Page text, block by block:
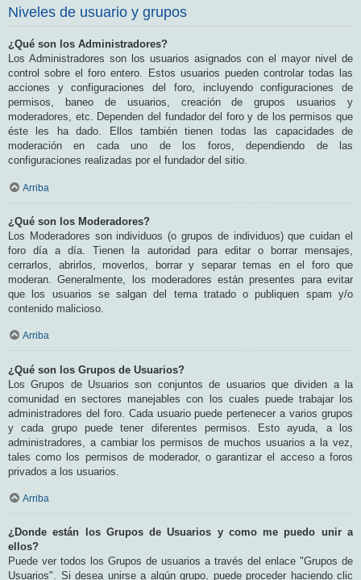
Niveles de usuario y grupos
¿Qué son los Administradores?
Los Administradores son los usuarios asignados con el mayor nivel de
control sobre el foro entero. Estos usuarios pueden controlar todas las
acciones y configuraciones del foro, incluyendo configuraciones de
permisos, baneo de usuarios, creación de grupos usuarios y
moderadores, etc. Dependen del fundador del foro y de los permisos que
éste les ha dado. Ellos también tienen todas las capacidades de
moderación en cada uno de los foros, dependiendo de las
configuraciones realizadas por el fundador del sitio.
Arriba
¿Qué son los Moderadores?
Los Moderadores son individuos (o grupos de individuos) que cuidan el
foro día a día. Tienen la autoridad para editar o borrar mensajes,
cerrarlos, abrirlos, moverlos, borrar y separar temas en el foro que
moderan. Generalmente, los moderadores están presentes para evitar
que los usuarios se salgan del tema tratado o publiquen spam y/o
contenido malicioso.
Arriba
¿Qué son los Grupos de Usuarios?
Los Grupos de Usuarios son conjuntos de usuarios que dividen a la
comunidad en sectores manejables con los cuales puede trabajar los
administradores del foro. Cada usuario puede pertenecer a varios grupos
y cada grupo puede tener diferentes permisos. Esto ayuda, a los
administradores, a cambiar los permisos de muchos usuarios a la vez,
tales como los permisos de moderador, o garantizar el acceso a foros
privados a los usuarios.
Arriba
¿Donde están los Grupos de Usuarios y como me puedo unir a
ellos?
Puede ver todos los Grupos de usuarios a través del enlace "Grupos de
Usuarios". Si desea unirse a algún grupo, puede proceder haciendo clic